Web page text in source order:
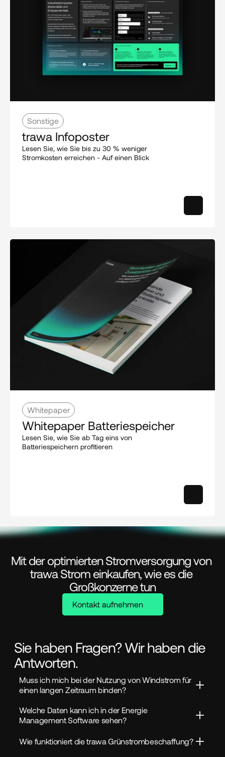
Sonstige
trawa Infoposter
Lesen Sie, wie Sie bis zu 30 % weniger
Stromkosten erreichen - Auf einen Blick
Whitepaper
Whitepaper Batteriespeicher
Lesen Sie, wie Sie ab Tag eins von
Batteriespeichern profitieren
Mit der optimierten Stromversorgung von
trawa Strom einkaufen, wie es die
Großkonzerne tun
Kontakt aufnehmen
Sie haben Fragen? Wir haben die
Antworten.
Muss ich mich bei der Nutzung von Windstrom für
einen langen Zeitraum binden?
Welche Daten kann ich in der Energie
Management Software sehen?
Wie funktioniert die trawa Grünstrombeschaffung?